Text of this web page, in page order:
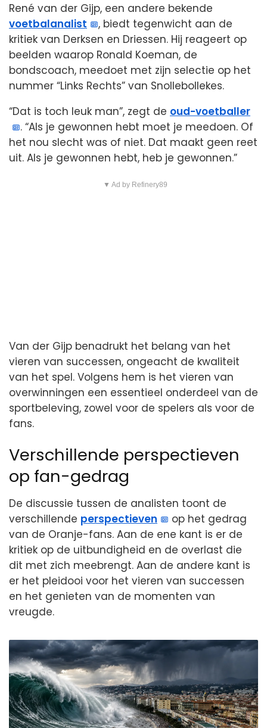
René van der Gijp, een andere bekende
voetbalanalist
, biedt tegenwicht aan de
kritiek van Derksen en Driessen. Hij reageert op
beelden waarop Ronald Koeman, de
bondscoach, meedoet met zijn selectie op het
nummer “Links Rechts” van Snollebollekes.
“Dat is toch leuk man”, zegt de oud-voetballer
. “Als je gewonnen hebt moet je meedoen. Of
het nou slecht was of niet. Dat maakt geen reet
uit. Als je gewonnen hebt, heb je gewonnen.”
▼ Ad by Refinery89
Van der Gijp benadrukt het belang van het
vieren van successen, ongeacht de kwaliteit
van het spel. Volgens hem is het vieren van
overwinningen een essentieel onderdeel van de
sportbeleving, zowel voor de spelers als voor de
fans.
Verschillende perspectieven
op fan-gedrag
De discussie tussen de analisten toont de
verschillende perspectieven
op het gedrag
van de Oranje-fans. Aan de ene kant is er de
kritiek op de uitbundigheid en de overlast die
dit met zich meebrengt. Aan de andere kant is
er het pleidooi voor het vieren van successen
en het genieten van de momenten van
vreugde.